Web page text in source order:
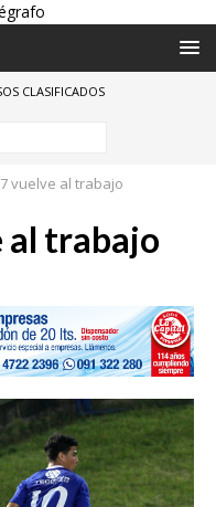
CLASIFICADOS
vuelve al trabajo
al trabajo